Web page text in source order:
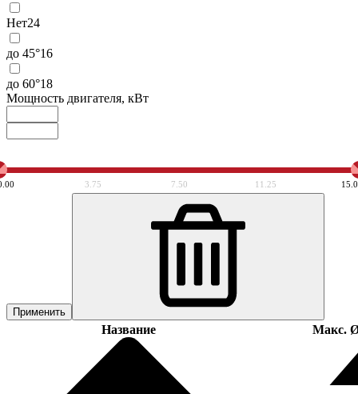
Нет24
до 45°16
до 60°18
Мощность двигателя, кВт
3.75 7.50 11.25
Применить
Название Макс. Ø